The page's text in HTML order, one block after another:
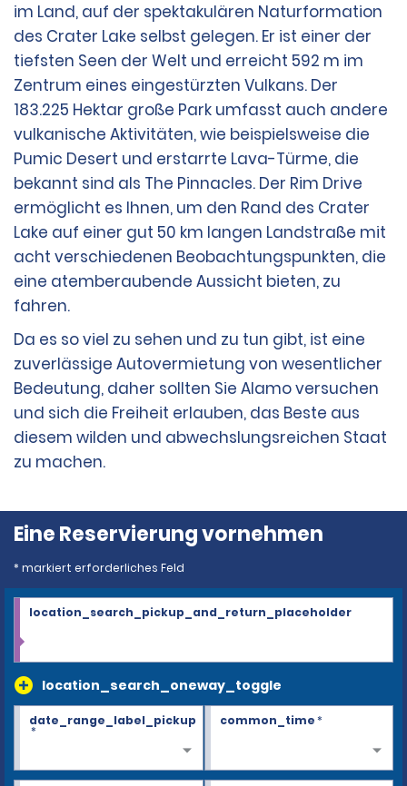
im Land, auf der spektakulären Naturformation
des Crater Lake selbst gelegen. Er ist einer der
tiefsten Seen der Welt und erreicht 592 m im
Zentrum eines eingestürzten Vulkans. Der
183.225 Hektar große Park umfasst auch andere
vulkanische Aktivitäten, wie beispielsweise die
Pumic Desert und erstarrte Lava-Türme, die
bekannt sind als The Pinnacles. Der Rim Drive
ermöglicht es Ihnen, um den Rand des Crater
Lake auf einer gut 50 km langen Landstraße mit
acht verschiedenen Beobachtungspunkten, die
eine atemberaubende Aussicht bieten, zu
fahren.
Da es so viel zu sehen und zu tun gibt, ist eine
zuverlässige Autovermietung von wesentlicher
Bedeutung, daher sollten Sie Alamo versuchen
und sich die Freiheit erlauben, das Beste aus
diesem wilden und abwechslungsreichen Staat
zu machen.
Eine Reservierung vornehmen
* markiert erforderliches Feld
location_search_oneway_toggle
location_search_pickup_and_return_placeholder
date_range_label_pickup
*
common_time*